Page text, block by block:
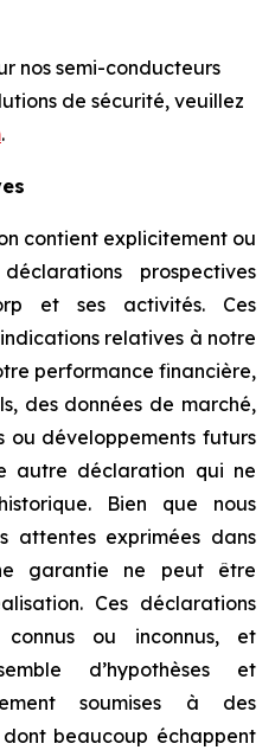
nos semi-conducteurs
de sécurité, veuillez
.
contient explicitement ou
prospectives
et ses activités. Ces
relatives à notre
performance financière,
des données de marché,
ou développements futurs
autre déclaration qui ne
Bien que nous
attentes exprimées dans
garantie ne peut être
Ces déclarations
ou inconnus, et
d’hypothèses et
soumises à des
beaucoup échappent